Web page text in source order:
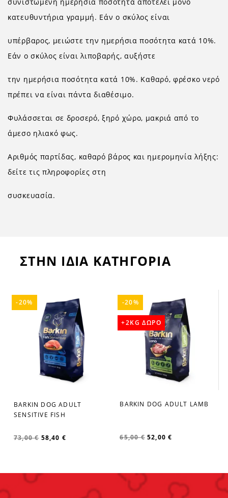
κατευθυντήρια γραμμή. Εάν ο σκύλος είναι
υπέρβαρος, μειώστε την ημερήσια ποσότητα κατά 10%.
Εάν ο σκύλος είναι λιποβαρής, αυξήστε
την ημερήσια ποσότητα κατά 10%. Καθαρό, φρέσκο νερό
πρέπει να είναι πάντα διαθέσιμο.
Φυλάσσεται σε δροσερό, ξηρό χώρο, μακριά από το
άμεσο ηλιακό φως.
Αριθμός παρτίδας, καθαρό βάρος και ημερομηνία λήξης:
δείτε τις πληροφορίες στη
συσκευασία.
ΣΤΗΝ ΙΔΙΑ ΚΑΤΗΓΟΡΙΑ
BARKIN DOG ADULT
SENSITIVE FISH
73,00 € 58,40 €
-20%
BARKIN DOG ADULT LAMB
65,00 € 52,00 €
-20%
+2KG ΔΩΡΟ